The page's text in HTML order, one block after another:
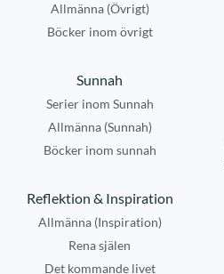
Allmänna (Övrigt)
Böcker inom övrigt
Sunnah
Serier inom Sunnah
Allmänna (Sunnah)
Böcker inom sunnah
Reflektion & Inspiration
Allmänna (Inspiration)
Rena själen
Det kommande livet